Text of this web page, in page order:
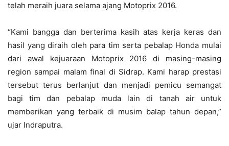
telah meraih juara selama ajang Motoprix 2016.
“Kami bangga dan berterima kasih atas kerja keras dan
hasil yang diraih oleh para tim serta pebalap Honda mulai
dari awal kejuaraan Motoprix 2016 di masing-masing
region sampai malam final di Sidrap. Kami harap prestasi
tersebut terus berlanjut dan menjadi pemicu semangat
bagi tim dan pebalap muda lain di tanah air untuk
memberikan yang terbaik di musim balap tahun depan,”
ujar Indraputra.